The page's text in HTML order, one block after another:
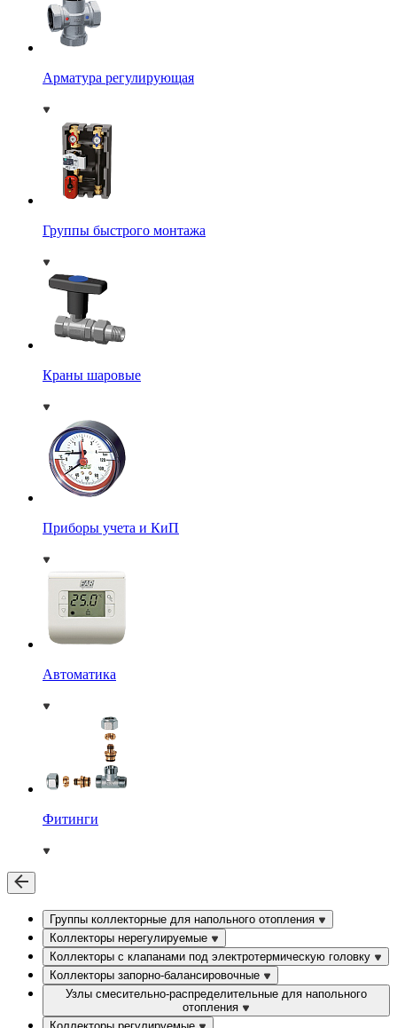
Арматура регулирующая
Группы быстрого монтажа
Краны шаровые
Приборы учета и КиП
Автоматика
Фитинги
Группы коллекторные для напольного отопления
Коллекторы нерегулируемые
Коллекторы с клапанами под электротермическую головку
Коллекторы запорно-балансировочные
Узлы смесительно-распределительные для напольного
отопления